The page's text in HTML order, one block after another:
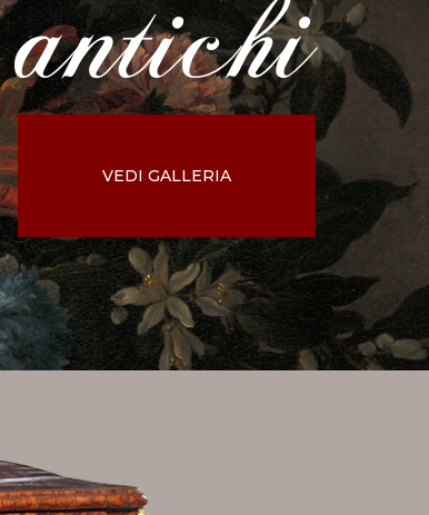
antichi
VEDI GALLERIA